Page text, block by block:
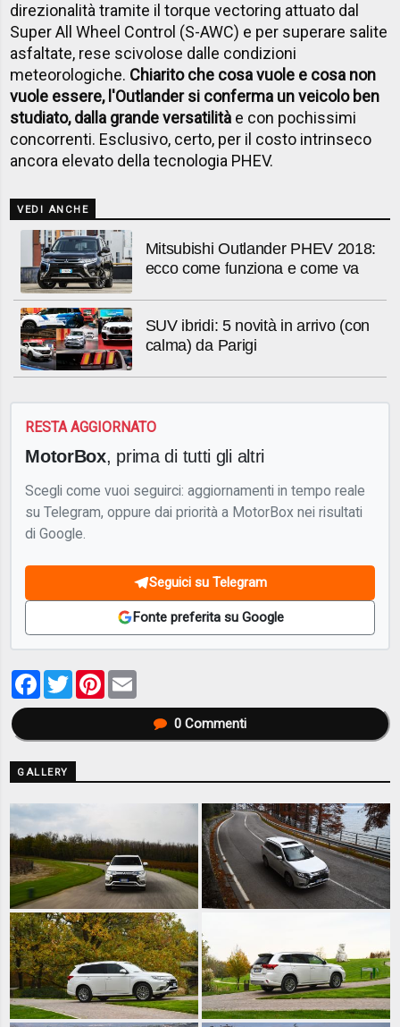
direzionalità tramite il torque vectoring attuato dal
Super All Wheel Control (S-AWC) e per superare salite
asfaltate, rese scivolose dalle condizioni
meteorologiche. Chiarito che cosa vuole e cosa non
vuole essere, l'Outlander si conferma un veicolo ben
studiato, dalla grande versatilità e con pochissimi
concorrenti. Esclusivo, certo, per il costo intrinseco
ancora elevato della tecnologia PHEV.
VEDI ANCHE
Mitsubishi Outlander PHEV 2018:
ecco come funziona e come va
SUV ibridi: 5 novità in arrivo (con
calma) da Parigi
RESTA AGGIORNATO
MotorBox, prima di tutti gli altri
Scegli come vuoi seguirci: aggiornamenti in tempo reale
su Telegram, oppure dai priorità a MotorBox nei risultati
di Google.
Seguici su Telegram
Fonte preferita su Google
Facebook
TwitterPinterest
0Commenti
GALLERY